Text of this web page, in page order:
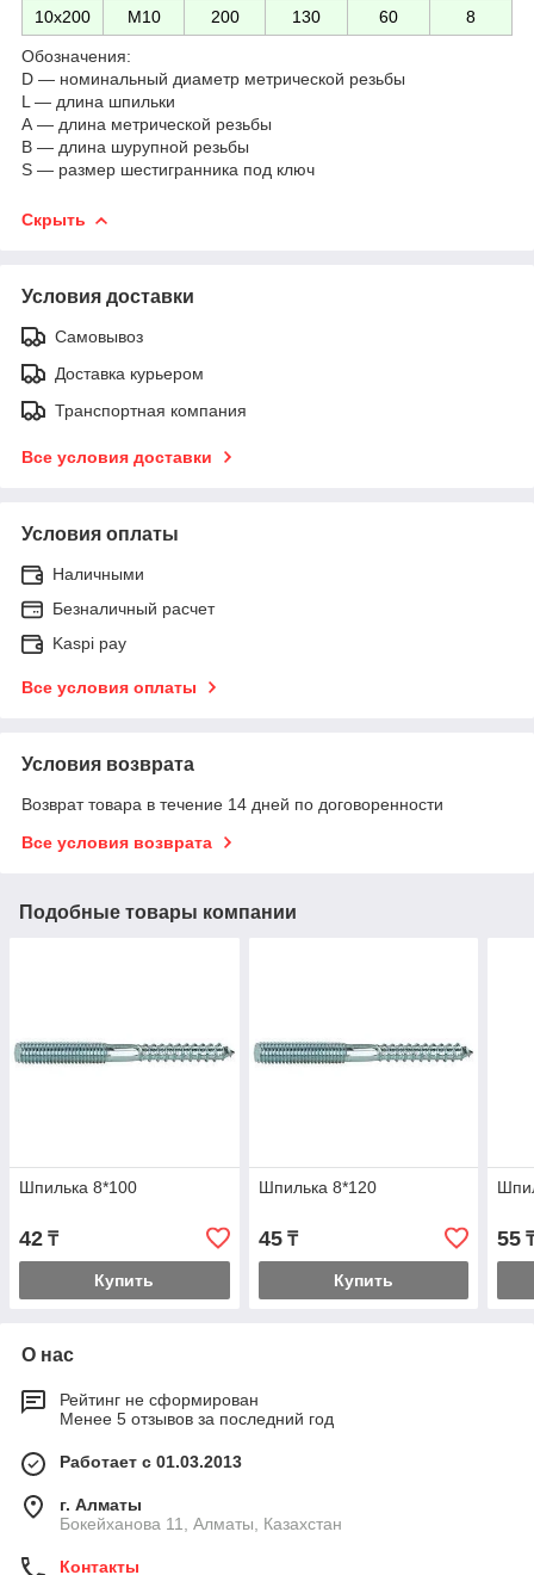
10х200
М10 200 130 60 8
Обозначения:
D ― номинальный диаметр метрической резьбы
L ― длина шпильки
А ― длина метрической резьбы
В ― длина шурупной резьбы
S ― размер шестигранника под ключ
Скрыть
Условия доставки
Самовывоз
Доставка курьером
Транспортная компания
Все условия доставки
Условия оплаты
Наличными
Безналичный расчет
Kaspi pay
Все условия оплаты
Условия возврата
Возврат товара в течение 14 дней по договоренности
Все условия возврата
Подобные товары компании
Шпилька 8*100
42 ₸
Купить
Шпилька 8*120
45₸
Купить
55
О нас
Рейтинг не сформирован
Менее 5 отзывов за последний год
Работает с 01.03.2013
г. Алматы
Бокейханова 11, Алматы, Казахстан
Контакты